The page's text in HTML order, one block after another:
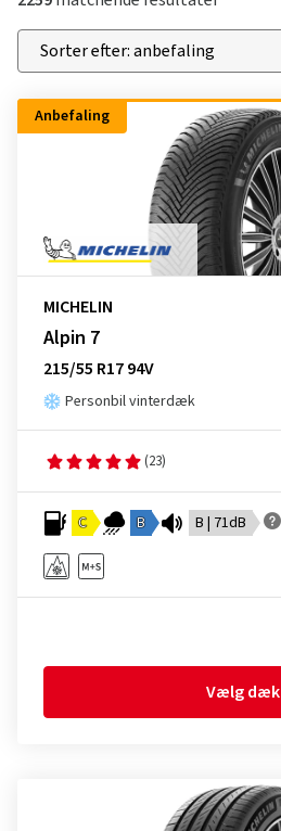
Anbefaling
MICHELIN
Alpin 7
215/55 R17 94V
Personbil vinterdæk
(23)
C B B | 71dB
Vælg dæk